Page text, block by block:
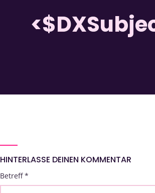
HINTERLASSE DEINEN KOMMENTAR
Betreff*